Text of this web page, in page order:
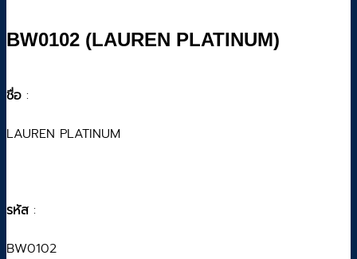
BW0102 (LAUREN PLATINUM)
ชื่อ :
LAUREN PLATINUM
รหัส:
BW0102